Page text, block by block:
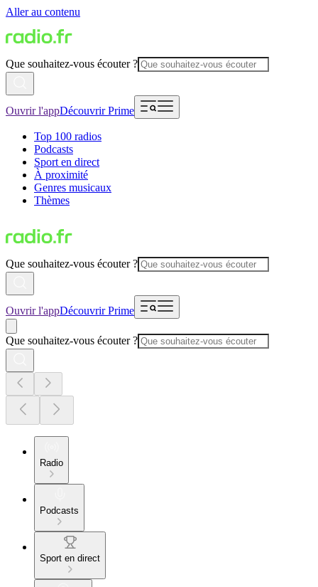
Aller au contenu
Que souhaitez-vous écouter ?
Ouvrir l'appDécouvrir Prime
Top 100 radios
Podcasts
Sport en direct
À proximité
Genres musicaux
Thèmes
Que souhaitez-vous écouter ?
Ouvrir l'appDécouvrir Prime
Que souhaitez-vous écouter ?
Radio
Podcasts
Sport en direct